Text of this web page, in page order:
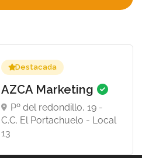
AZCA Marketing
Pº del redondillo, 19 -
C.C. El Portachuelo - Local
13